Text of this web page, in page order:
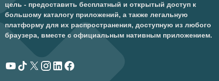
цель - предоставить бесплатный и открытый доступ к
большому каталогу приложений, а также легальную
платформу для их распространения, доступную из любого
браузера, вместе с официальным нативным приложением.